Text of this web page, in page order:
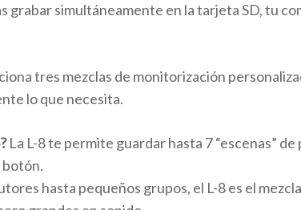
grabar simultáneamente en la tarjeta SD, tu
tres mezclas de monitorización
lo que necesita.
La L-8 te permite guardar hasta 7 “escenas”
botón.
hasta pequeños grupos, el L-8 es el